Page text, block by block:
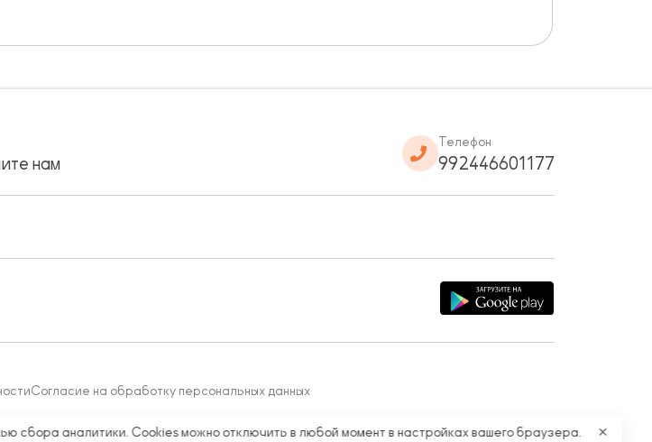
нам
Телефон
992446601177
Согласие на обработку персональных данных
сбора аналитики. Cookies можно отключить в любой момент в настройках вашего браузера. ✕